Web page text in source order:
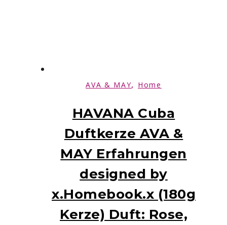
AVA & MAY, Home
HAVANA Cuba
Duftkerze AVA &
MAY Erfahrungen
designed by
x.Homebook.x (180g
Kerze) Duft: Rose,